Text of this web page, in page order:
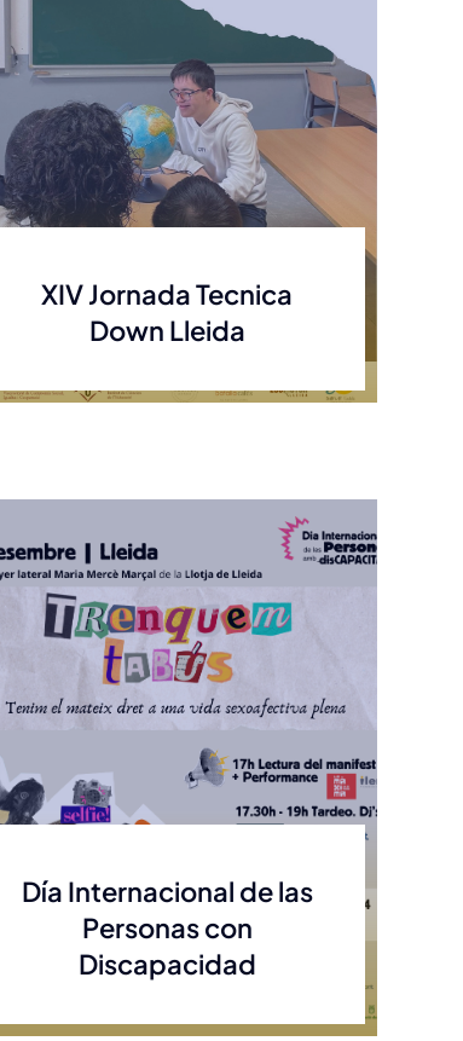
XIV Jornada Tecnica
Down Lleida
Día Internacional de las
Personas con
Discapacidad